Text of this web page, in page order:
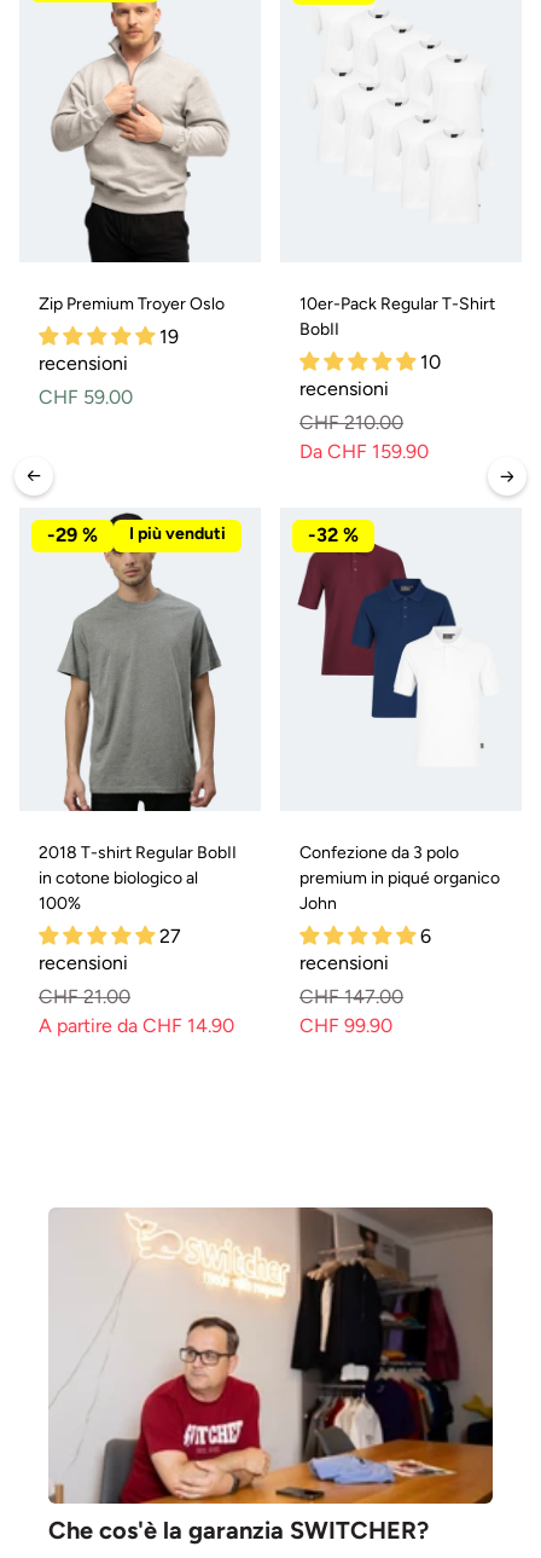
Zip Premium Troyer Oslo
19
recensioni
Prezzo
CHF 59.00
10er-Pack Regular T-Shirt
BobII
10
recensioni
Prezzo
CHF 210.00
Prezzo
vendita
Da CHF 159.90
-29 % I più venduti
2018 T-shirt Regular BobII
in cotone biologico al
100%
27
recensioni
Prezzo
CHF 21.00
Prezzo
A partire da CHF 14.90
-32 %
Confezione da 3 polo
premium in piqué organico
John
6
recensioni
Prezzo
CHF 147.00
Prezzo
CHF 99.90
Che cos'è la garanzia SWITCHER?